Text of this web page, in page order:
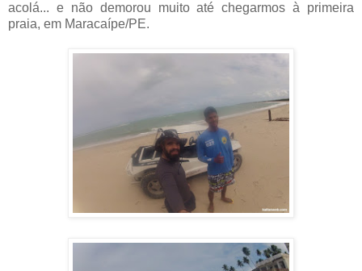
acolá... e não demorou muito até chegarmos à primeira
praia, em Maracaípe/PE.